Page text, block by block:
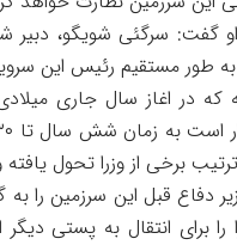
گفت: سرگئی شویگو،
طور مستقیم رئیس این
برخی از وزرا تحول
دفاع قبل این سرزمین را
را برای انتقال به پستی